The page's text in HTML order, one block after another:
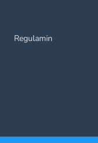
Regulamin